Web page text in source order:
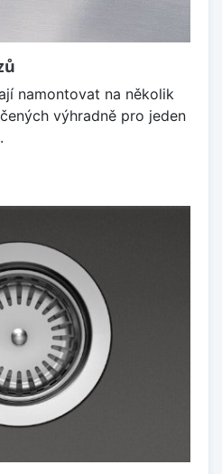
namontovat na několik
výhradně pro jeden